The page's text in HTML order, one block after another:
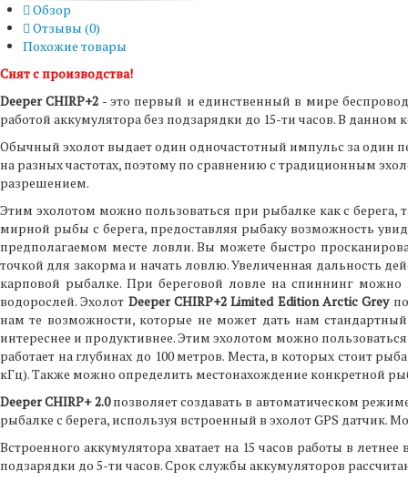
Обзор
Отзывы (0)
Похожие товары
Снят с производства!
Deeper CHIRP+2 - это первый и единственный в мире
работой аккумулятора без подзарядки до 15-ти часов. В
Обычный эхолот выдает один одночастотный импульс за один
на разных частотах, поэтому по сравнению с традиционным
разрешением.
Этим эхолотом можно пользоваться при рыбалке как с
мирной рыбы с берега, предоставляя рыбаку возможность
предполагаемом месте ловли. Вы можете быстро
точкой для закорма и начать ловлю. Увеличенная дальность
карповой рыбалке. При береговой ловле на спиннинг
водорослей. Эхолот Deeper CHIRP+2 Limited Edition Arctic Grey
нам те возможности, которые не может дать нам
интереснее и продуктивнее. Этим эхолотом можно
работает на глубинах до 100 метров. Места, в которых стоит
кГц). Также можно определить местонахождение конкретной
Deeper CHIRP+ 2.0позволяет создавать в автоматическом
рыбалке с берега, используя встроенный в эхолот GPS
Встроенного аккумулятора хватает на 15 часов работы в
подзарядки до 5-ти часов. Срок службы аккумуляторов